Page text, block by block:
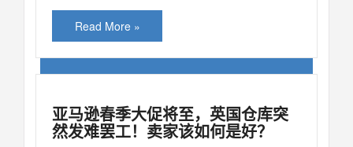
Read More »
亚马逊春季大促将至，英国仓库突
然发难罢工！卖家该如何是好？